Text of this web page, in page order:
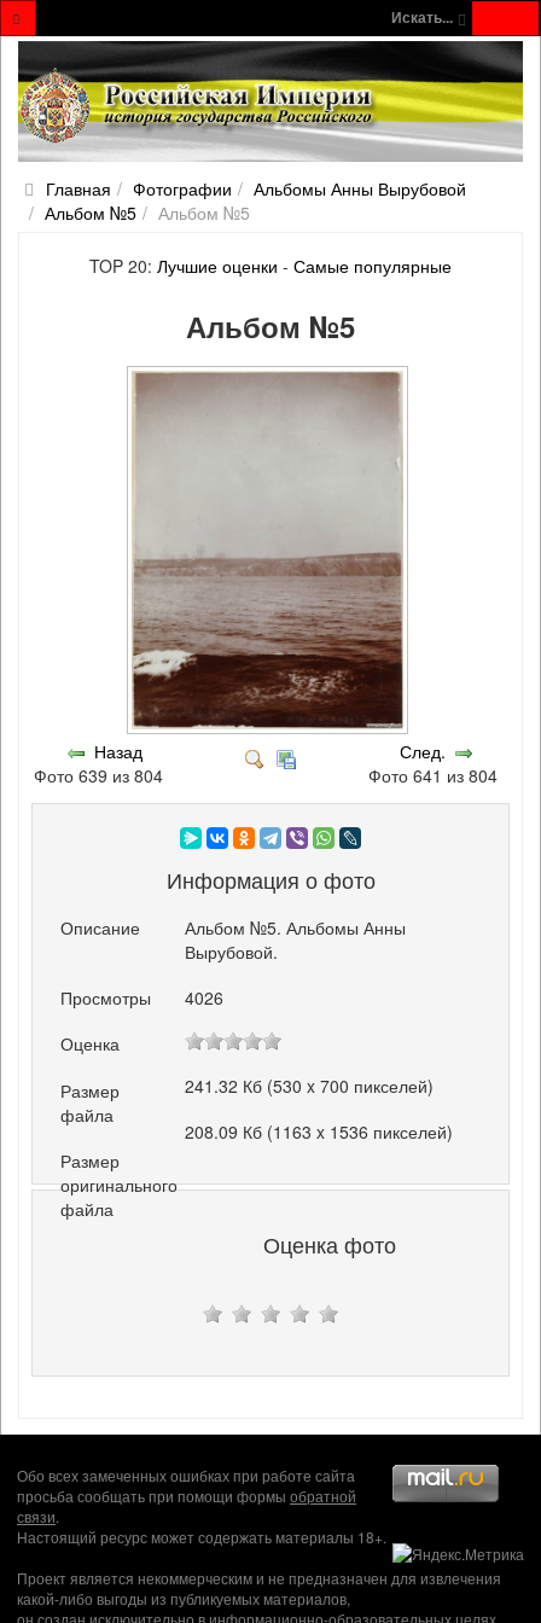
Искать...
Главная Фотографии
Альбомы Анны Вырубовой
Альбом №5
Альбом №5
TOP 20: Лучшие оценки - Самые популярные
Альбом №5
Назад
Фото 639 из 804
След.
Фото 641 из 804
Информация о фото
Описание
Альбом №5. Альбомы Анны
Вырубовой.
Просмотры
4026
Оценка
Размер
файла
241.32 Кб (530 x 700 пикселей)
Размер
оригинального
файла
208.09 Кб (1163 x 1536 пикселей)
Оценка фото
Обо всех замеченных ошибках при работе сайта
просьба сообщать при помощи формы обратной
связи.
Настоящий ресурс может содержать материалы 18+.
Проект является некоммерческим и не предназначен для извлечения
какой-либо выгоды из публикуемых материалов,